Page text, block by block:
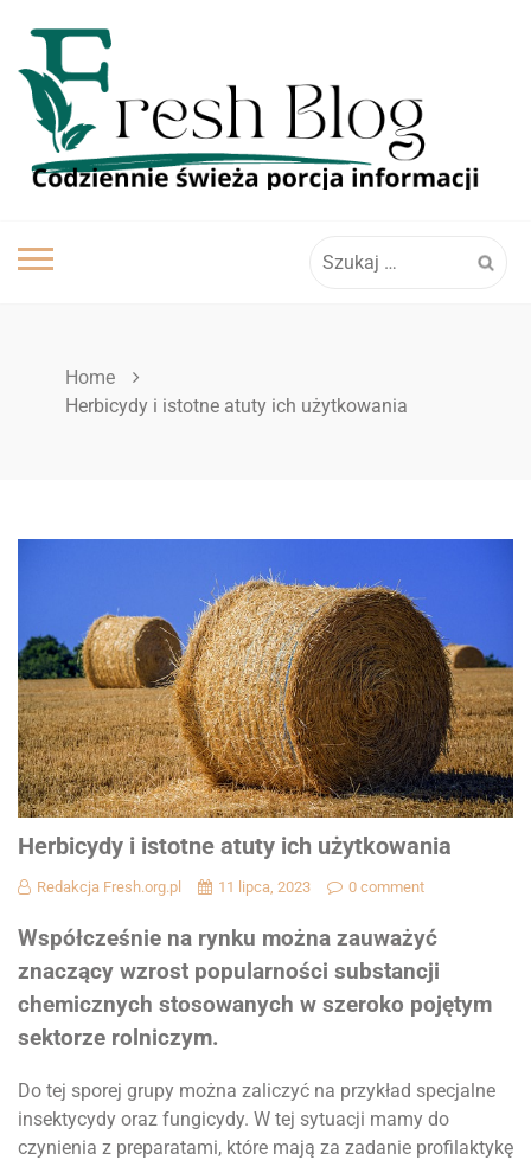
content
Home
Herbicydy i istotne atuty ich użytkowania
Herbicydy i istotne atuty ich użytkowania
Redakcja Fresh.org.pl 11 lipca, 2023 0 comment
Współcześnie na rynku można zauważyć
znaczący wzrost popularności substancji
chemicznych stosowanych w szeroko pojętym
sektorze rolniczym.
Do tej sporej grupy można zaliczyć na przykład specjalne
insektycydy oraz fungicydy. W tej sytuacji mamy do
czynienia z preparatami, które mają za zadanie profilaktykę